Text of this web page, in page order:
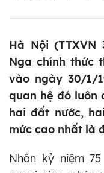
Hà Nội
Nga chính thức
vào ngày 30/1/
quan hệ đó luôn
hai đất nước,
mức cao nhất là
Nhân kỷ niệm